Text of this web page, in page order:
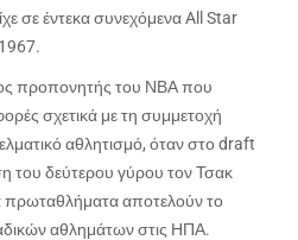
σε έντεκα συνεχόμεναAll Star
προπονητής του ΝΒΑ που
σχετικά με τη συμμετοχή
αθλητισμό, όταν στοdraft
του δεύτερου γύρου τον Τσακ
αποτελούν το
αθλημάτων στις ΗΠΑ.